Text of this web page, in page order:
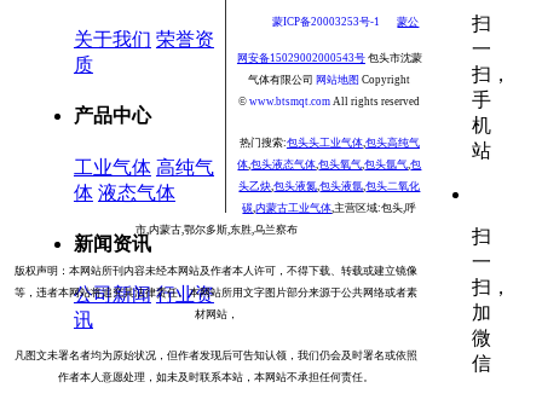
关于我们 荣誉资
质
产品中心
工业气体 高纯气
体 液态气体
新闻资讯
公司新闻 行业资
讯
扫
一
扫，
手
机
站
扫
一
扫，
加
微
信
蒙ICP备20003253号-1 蒙公
网安备15029002000543号包头市沈蒙
气体有限公司 网站地图 Copyright
©www.btsmqt.com All rights reserved
热门搜索:包头头工业气体, 包头高纯气
体 ,包头液态气体 ,包头氧气 ,包头氩气 ,包
头乙炔 ,包头液氮 ,包头液氩 ,包头二氧化
碳 ,内蒙古工业气体 ,主营区域:包头,呼
市,内蒙古,鄂尔多斯,东胜,乌兰察布
版权声明：本网站所刊内容未经本网站及作者本人许可，不得下载、转载或建立镜像
等，违者本网站将追究其法律责任。本网站所用文字图片部分来源于公共网络或者素
材网站，
凡图文未署名者均为原始状况，但作者发现后可告知认领，我们仍会及时署名或依照
作者本人意愿处理，如未及时联系本站，本网站不承担任何责任。